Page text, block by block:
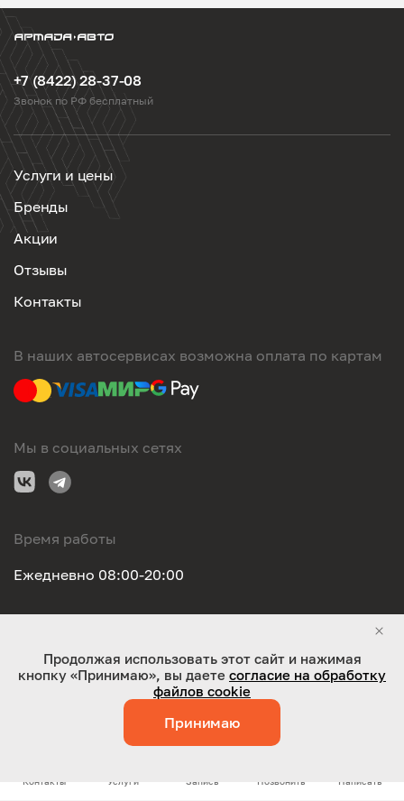
Контакты Услуги Запись Позвонить Написать
+7 (8422) 28-37-08
Звонок по РФ бесплатный
Услуги и цены
Бренды
Акции
Отзывы
Контакты
В наших автосервисах возможна оплата по картам
Мы в социальных сетях
Время работы
Ежедневно 08:00-20:00
ООО "Оригинал-сервис". Все права защищены 2026
Работает на технологиях:Jaky
Продолжая использовать этот сайт и нажимая
кнопку «Принимаю», вы даете согласие на обработку
файлов cookie
Принимаю